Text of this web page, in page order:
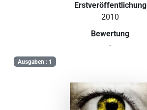
Erstveröffentlichung
2010
Bewertung
-
Ausgaben : 1